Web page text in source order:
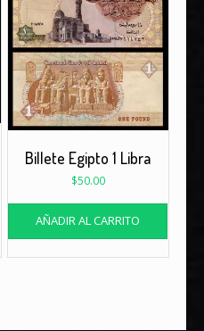
Billete Egipto 1 Libra
$50.00
AÑADIR AL CARRITO